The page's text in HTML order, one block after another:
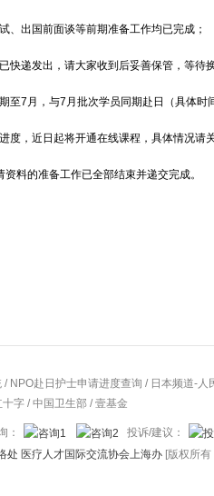
、出国前面谈等前期准备工作均已完成；
快递发出，请大家收到后妥善保管，等待
至7月，与7月批次学员同期赴日（具体时
度，近日起将开通在线课程，具体情况请
料的准备工作已全部结束并递交完成。
/ NPO赴日护士申请进度查询 / 日本频道-人
十字 /中国卫生部 /壹基金
：
投诉/建议：
医疗人才国际交流协会上海办 [版权所